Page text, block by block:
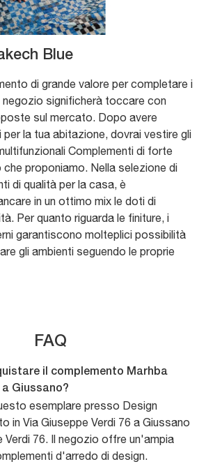
Blue
di grande valore per completare i
negozio significherà toccare con
sul mercato. Dopo avere
la tua abitazione, dovrai vestire gli
Complementi di forte
proponiamo. Nella selezione di
di qualità per la casa, è
in un ottimo mix le doti di
Per quanto riguarda le finiture, i
garantiscono molteplici possibilità
gli ambienti seguendo le proprie
FAQ
il complemento Marhba
Giussano?
esemplare presso Design
in Via Giuseppe Verdi 76 a Giussano
Verdi 76. Il negozio offre un'ampia
d'arredo di design.